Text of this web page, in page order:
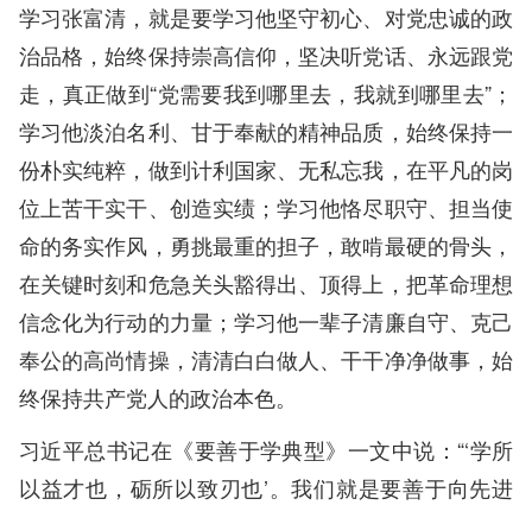
学习张富清，就是要学习他坚守初心、对党忠诚的政
治品格，始终保持崇高信仰，坚决听党话、永远跟党
走，真正做到“党需要我到哪里去，我就到哪里去”；
学习他淡泊名利、甘于奉献的精神品质，始终保持一
份朴实纯粹，做到计利国家、无私忘我，在平凡的岗
位上苦干实干、创造实绩；学习他恪尽职守、担当使
命的务实作风，勇挑最重的担子，敢啃最硬的骨头，
在关键时刻和危急关头豁得出、顶得上，把革命理想
信念化为行动的力量；学习他一辈子清廉自守、克己
奉公的高尚情操，清清白白做人、干干净净做事，始
终保持共产党人的政治本色。
习近平总书记在《要善于学典型》一文中说：“‘学所
以益才也，砺所以致刃也’。我们就是要善于向先进